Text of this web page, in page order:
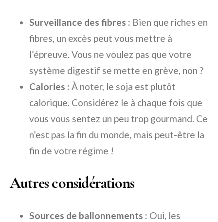
Surveillance des fibres : Bien que riches en
fibres, un excès peut vous mettre à
l’épreuve. Vous ne voulez pas que votre
système digestif se mette en grève, non ?
Calories : À noter, le soja est plutôt
calorique. Considérez le à chaque fois que
vous vous sentez un peu trop gourmand. Ce
n’est pas la fin du monde, mais peut-être la
fin de votre régime !
Autres considérations
Sources de ballonnements : Oui, les